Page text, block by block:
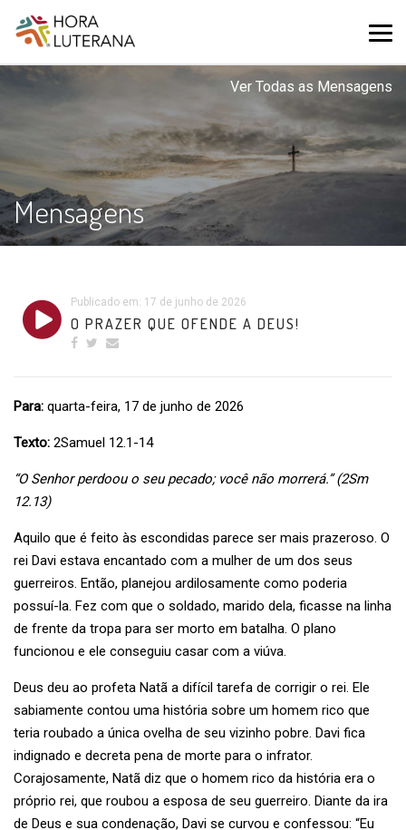
Mensagens
Ver Todas as Mensagens
Publicado em: 17 de junho de 2026
O PRAZER QUE OFENDE A DEUS!
Para: quarta-feira, 17 de junho de 2026
Texto: 2Samuel 12.1-14
“O Senhor perdoou o seu pecado; você não morrerá.” (2Sm
12.13)
Aquilo que é feito às escondidas parece ser mais prazeroso. O
rei Davi estava encantado com a mulher de um dos seus
guerreiros. Então, planejou ardilosamente como poderia
possuí-la. Fez com que o soldado, marido dela, ficasse na linha
de frente da tropa para ser morto em batalha. O plano
funcionou e ele conseguiu casar com a viúva.
Deus deu ao profeta Natã a difícil tarefa de corrigir o rei. Ele
sabiamente contou uma história sobre um homem rico que
teria roubado a única ovelha de seu vizinho pobre. Davi fica
indignado e decreta pena de morte para o infrator.
Corajosamente, Natã diz que o homem rico da história era o
próprio rei, que roubou a esposa de seu guerreiro. Diante da ira
de Deus e sua condenação, Davi se curvou e confessou: “Eu